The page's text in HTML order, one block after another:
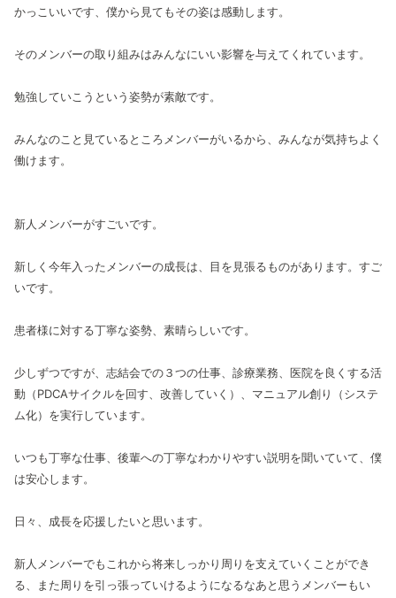
かっこいいです、僕から見てもその姿は感動します。
そのメンバーの取り組みはみんなにいい影響を与えてくれています。
勉強していこうという姿勢が素敵です。
みんなのこと見ているところメンバーがいるから、みんなが気持ちよく
働けます。
新人メンバーがすごいです。
新しく今年入ったメンバーの成長は、目を見張るものがあります。すご
いです。
患者様に対する丁寧な姿勢、素晴らしいです。
少しずつですが、志結会での３つの仕事、診療業務、医院を良くする活
動（PDCAサイクルを回す、改善していく）、マニュアル創り（システ
ム化）を実行しています。
いつも丁寧な仕事、後輩への丁寧なわかりやすい説明を聞いていて、僕
は安心します。
日々、成長を応援したいと思います。
新人メンバーでもこれから将来しっかり周りを支えていくことができ
る、また周りを引っ張っていけるようになるなあと思うメンバーもい